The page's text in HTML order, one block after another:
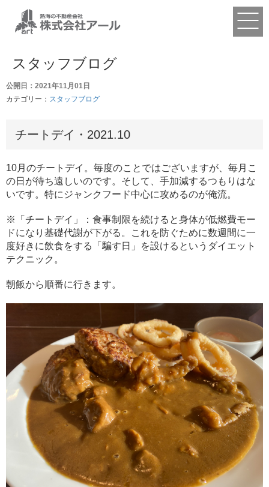
スタッフブログ
公開日：2021年11月01日
カテゴリー： スタッフブログ
チートデイ・2021.10
10月のチートデイ。毎度のことではございますが、毎月こ
の日が待ち遠しいのです。そして、手加減するつもりはな
いです。特にジャンクフード中心に攻めるのが俺流。
※「チートデイ」：食事制限を続けると身体が低燃費モー
ドになり基礎代謝が下がる。これを防ぐために数週間に一
度好きに飲食をする「騙す日」を設けるというダイエット
テクニック。
朝飯から順番に行きます。